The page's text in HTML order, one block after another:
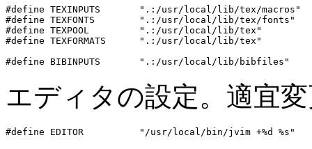
#define TEXINPUTS       ".:/usr/local/lib/tex/macros"
#define TEXFONTS        ".:/usr/local/lib/tex/fonts"
#define TEXPOOL         ".:/usr/local/lib/tex"
#define TEXFORMATS      ".:/usr/local/lib/tex"
エディタの設定。適宜